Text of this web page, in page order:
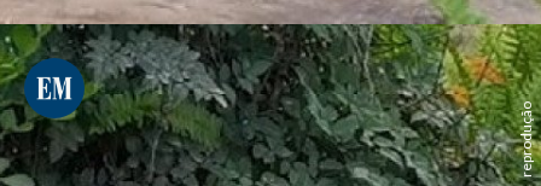
reprodução